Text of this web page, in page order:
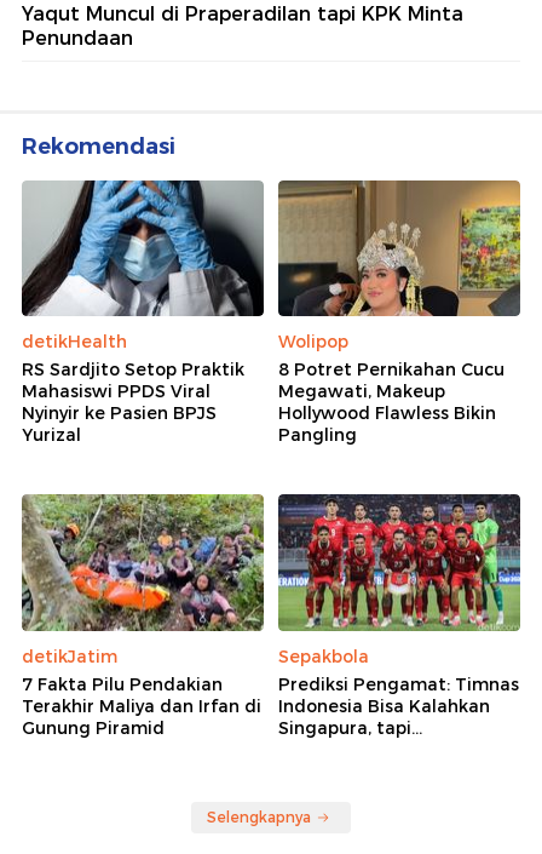
Yaqut Muncul di Praperadilan tapi KPK Minta
Penundaan
Rekomendasi
detikHealth
RS Sardjito Setop Praktik
Mahasiswi PPDS Viral
Nyinyir ke Pasien BPJS
Yurizal
Wolipop
8 Potret Pernikahan Cucu
Megawati, Makeup
Hollywood Flawless Bikin
Pangling
detikJatim
7 Fakta Pilu Pendakian
Terakhir Maliya dan Irfan di
Gunung Piramid
Sepakbola
Prediksi Pengamat: Timnas
Indonesia Bisa Kalahkan
Singapura, tapi...
Selengkapnya